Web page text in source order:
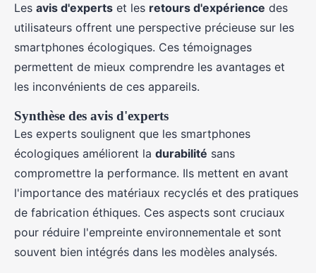
Les avis d'experts et les retours d'expérience des
utilisateurs offrent une perspective précieuse sur les
smartphones écologiques. Ces témoignages
permettent de mieux comprendre les avantages et
les inconvénients de ces appareils.
Synthèse des avis d'experts
Les experts soulignent que les smartphones
écologiques améliorent la durabilité sans
compromettre la performance. Ils mettent en avant
l'importance des matériaux recyclés et des pratiques
de fabrication éthiques. Ces aspects sont cruciaux
pour réduire l'empreinte environnementale et sont
souvent bien intégrés dans les modèles analysés.